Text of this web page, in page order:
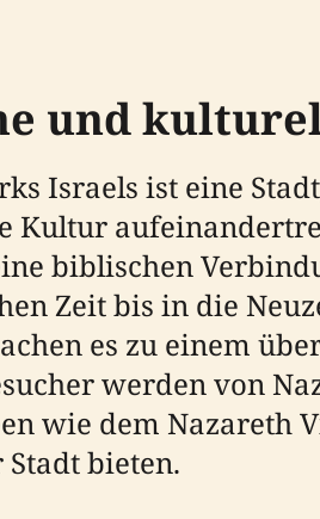
und
Israels ist eine
Kultur
biblischen
Zeit bis in die
es zu einem
werden von
wie dem Nazareth
bieten.